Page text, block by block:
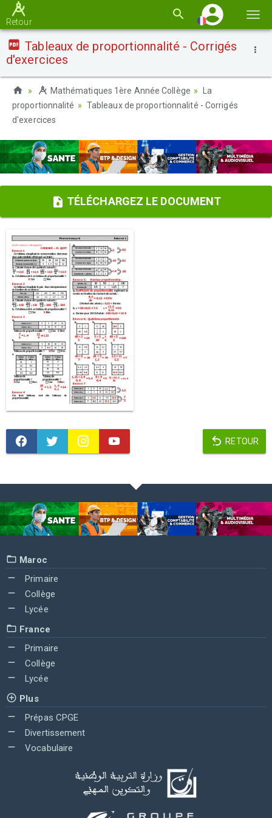
la
Retour
Tableaux de proportionnalité - Corrigés
d'exercices
Mathématiques 1ère Année Collège
La
proportionnalité
Tableaux de proportionnalité - Corrigés
d'exercices
TÉLÉCHARGEZ LE DOCUMENT
RETOUR
Maroc
Primaire
Collège
Lycée
France
Primaire
Collège
Lycée
Plus
Prépas CPGE
Divertissement
Vocabulaire